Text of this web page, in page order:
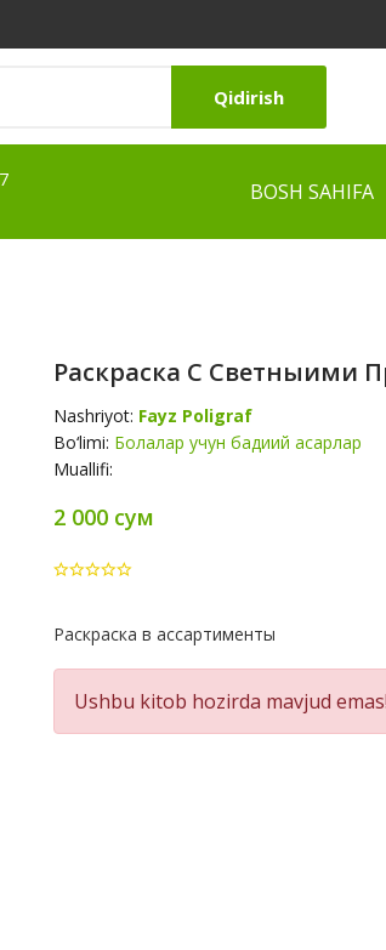
Qidirish
BOSH SAHIFA
Раскраска С Светныими
Nashriyot: Fayz Poligraf
Bo‘limi: Болалар учун бадиий асарлар
Muallifi:
2 000 сум
Product
Summery
Раскраска в ассартименты
Ushbu kitob hozirda mavjud